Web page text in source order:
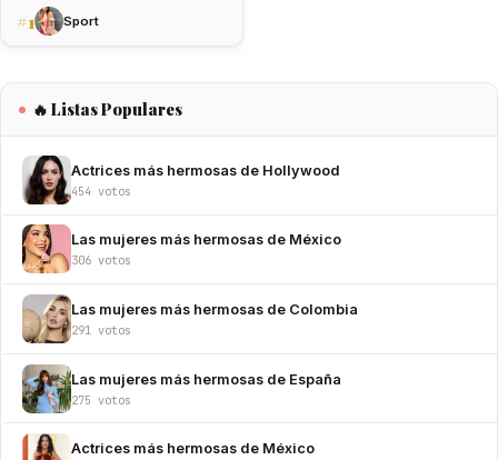
#1 Sport
🔥 Listas Populares
Actrices más hermosas de Hollywood
454 votos
Las mujeres más hermosas de México
306 votos
Las mujeres más hermosas de Colombia
291 votos
Las mujeres más hermosas de España
275 votos
Actrices más hermosas de México